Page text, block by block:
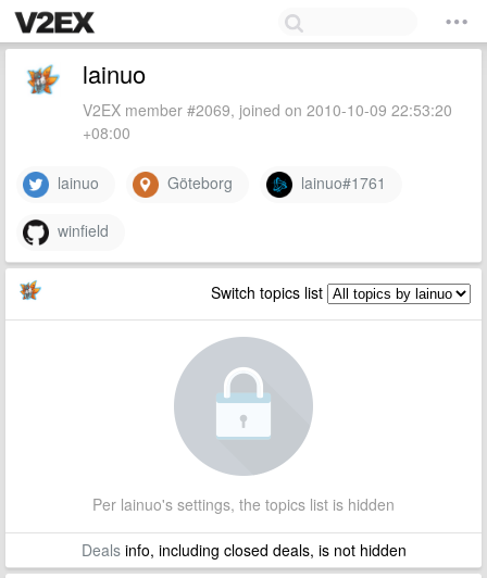
lainuo
V2EX member #2069, joined on 2010-10-09 22:53:20
+08:00
lainuo Göteborg lainuo#1761
winfield
Switch topics list
Per lainuo's settings, the topics list is hidden
Dealsinfo, including closed deals, is not hidden